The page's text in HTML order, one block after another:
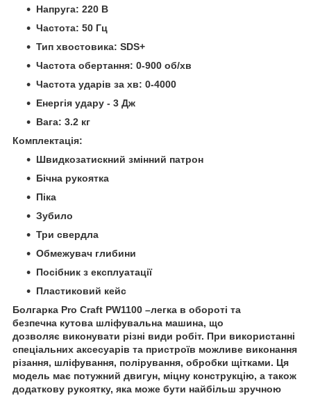
Напруга: 220 В
Частота: 50 Гц
Тип хвостовика: SDS+
Частота обертання: 0-900 об/хв
Частота ударів за хв: 0-4000
Енергія удару - 3 Дж
Вага: 3.2 кг
Комплектація:
Швидкозатискний змінний патрон
Бічна рукоятка
Піка
Зубило
Три свердла
Обмежувач глибини
Посібник з експлуатації
Пластиковий кейс
Болгарка Pro Craft PW1100 –легка в обороті та
безпечна кутова шліфувальна машина, що
дозволяє виконувати різні види робіт. При використанні
спеціальних аксесуарів та пристроїв можливе виконання
різання, шліфування, полірування, обробки щітками. Ця
модель має потужний двигун, міцну конструкцію, а також
додаткову рукоятку, яка може бути найбільш зручною